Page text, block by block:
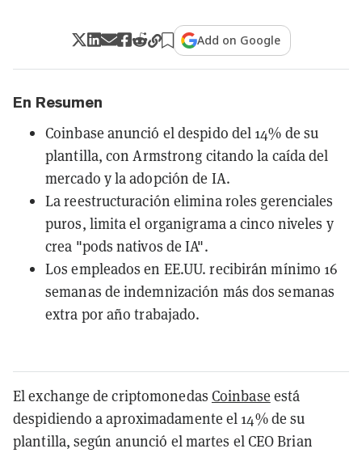
Add on Google
En Resumen
Coinbase anunció el despido del 14% de su
plantilla, con Armstrong citando la caída del
mercado y la adopción de IA.
La reestructuración elimina roles gerenciales
puros, limita el organigrama a cinco niveles y
crea "pods nativos de IA".
Los empleados en EE.UU. recibirán mínimo 16
semanas de indemnización más dos semanas
extra por año trabajado.
El exchange de criptomonedas Coinbase está
despidiendo a aproximadamente el 14% de su
plantilla, según anunció el martes el CEO Brian